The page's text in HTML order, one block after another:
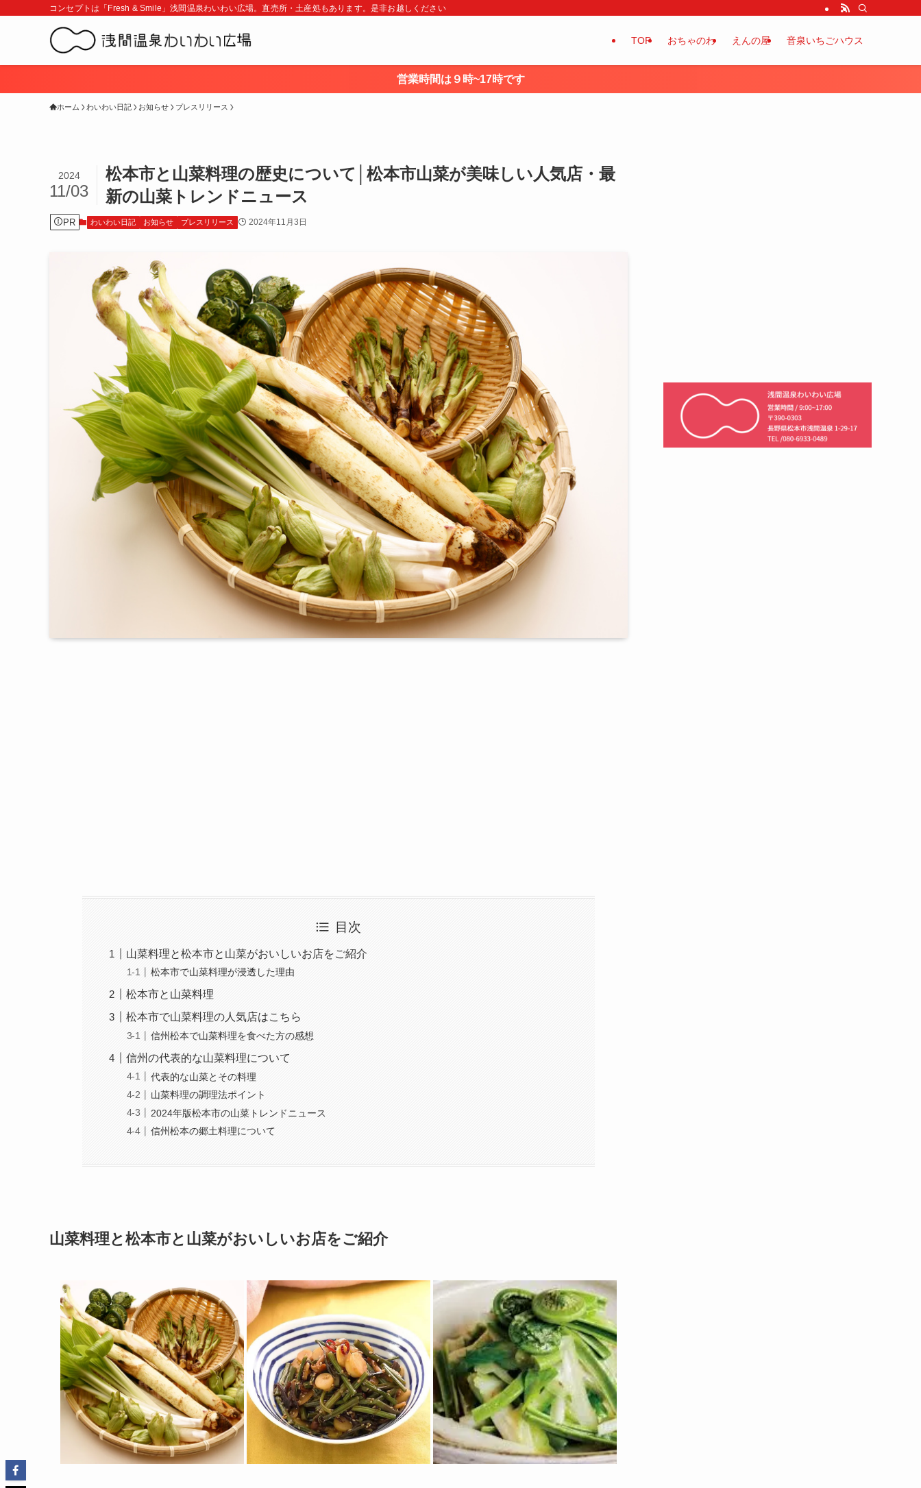
コンセプトは「Fresh & Smile」浅間温泉わいわい広場。直売所・土産処もあります。是非お越しください
TOP おちゃのわ えんの屋 音泉いちごハウス
営業時間は９時~17時です
ホーム わいわい日記 お知らせ プレスリリース
松本市と山菜料理の歴史について│松本市山菜が美味しい人気店・最
新の山菜トレンドニュース
2024
11/03
PR わいわい日記 お知らせ プレスリリース 2024年11月3日
目次
山菜料理と松本市と山菜がおいしいお店をご紹介
松本市で山菜料理が浸透した理由
松本市と山菜料理
松本市で山菜料理の人気店はこちら
信州松本で山菜料理を食べた方の感想
信州の代表的な山菜料理について
代表的な山菜とその料理
山菜料理の調理法ポイント
2024年版松本市の山菜トレンドニュース
信州松本の郷土料理について
山菜料理と松本市と山菜がおいしいお店をご紹介